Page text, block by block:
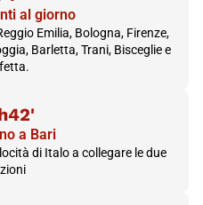
al giorno
Emilia, Bologna, Firenze,
Barletta, Trani, Bisceglie e
a Bari
di Italo a collegare le due